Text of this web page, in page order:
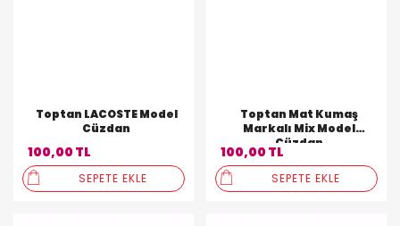
Toptan LACOSTE Model
Cüzdan
100,00 TL
SEPETE EKLE
Toptan Mat Kumaş
Markalı Mix Model
Cüzdan
100,00 TL
SEPETE EKLE